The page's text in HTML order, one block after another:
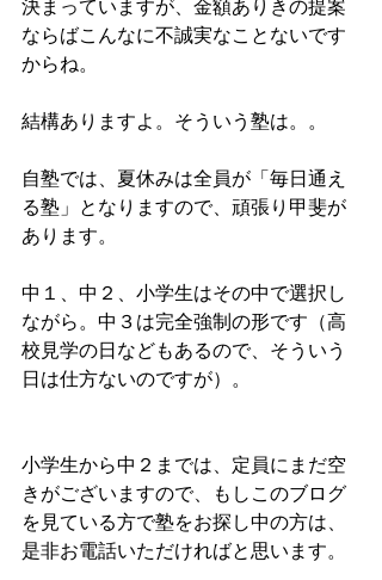
決まっていますが、金額ありきの提案
ならばこんなに不誠実なことないです
からね。
結構ありますよ。そういう塾は。。
自塾では、夏休みは全員が「毎日通え
る塾」となりますので、頑張り甲斐が
あります。
中１、中２、小学生はその中で選択し
ながら。中３は完全強制の形です（高
校見学の日などもあるので、そういう
日は仕方ないのですが）。
小学生から中２までは、定員にまだ空
きがございますので、もしこのブログ
を見ている方で塾をお探し中の方は、
是非お電話いただければと思います。